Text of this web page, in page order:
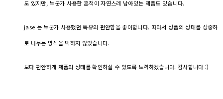
도 있지만, 누군가 사용한 흔적이 자연스레 남아있는 제품도 있습니다.
jase 는 누군가 사용했던 특유의 편안함을 좋아합니다. 따라서 상품의 상태를 상중하
로 나누는 방식을 택하지 않았습니다.
보다 편안하게 제품의 상태를 확인하실 수 있도록 노력하겠습니다. 감사합니다 :)